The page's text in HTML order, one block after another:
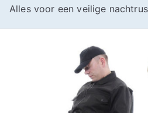
Alles voor een veilige